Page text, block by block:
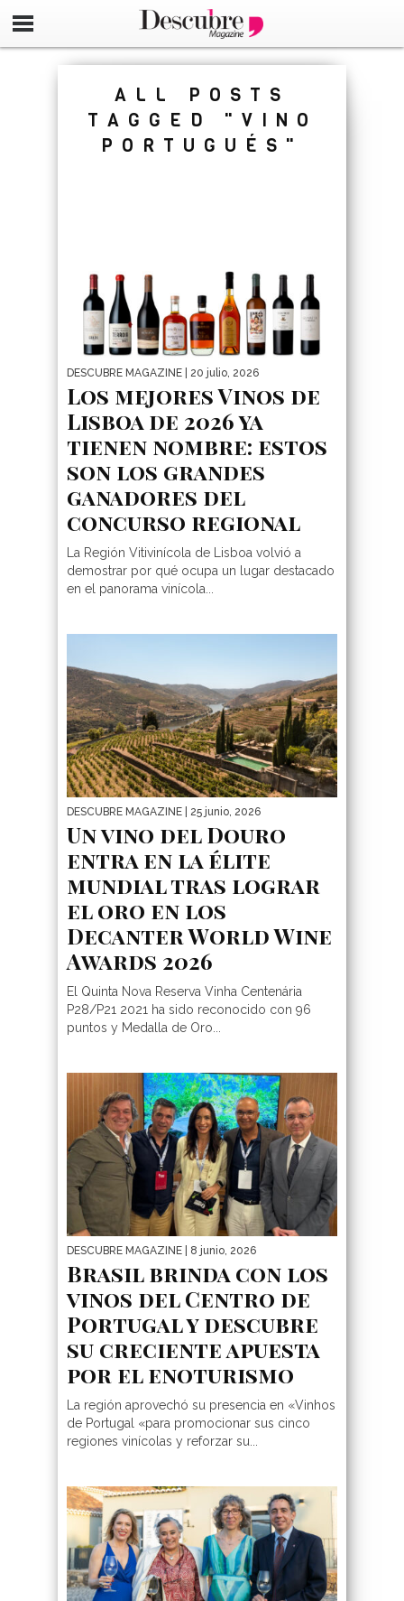
google-site-
ALL POSTS
TAGGED "VINO
PORTUGUÉS"
DESCUBRE MAGAZINE | 20 julio, 2026
Los mejores Vinos de
Lisboa de 2026 ya
tienen nombre: estos
son los grandes
ganadores del
concurso regional
La Región Vitivinícola de Lisboa volvió a
demostrar por qué ocupa un lugar destacado
en el panorama vinícola...
DESCUBRE MAGAZINE | 25 junio, 2026
Un vino del Douro
entra en la élite
mundial tras lograr
el oro en los
Decanter World Wine
Awards 2026
El Quinta Nova Reserva Vinha Centenária
P28/P21 2021 ha sido reconocido con 96
puntos y Medalla de Oro...
DESCUBRE MAGAZINE | 8 junio, 2026
Brasil brinda con los
vinos del Centro de
Portugal y descubre
su creciente apuesta
por el enoturismo
La región aprovechó su presencia en «Vinhos
de Portugal «para promocionar sus cinco
regiones vinícolas y reforzar su...